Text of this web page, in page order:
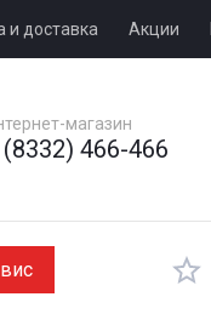
и доставка Акции
магазин
(8332) 466-466